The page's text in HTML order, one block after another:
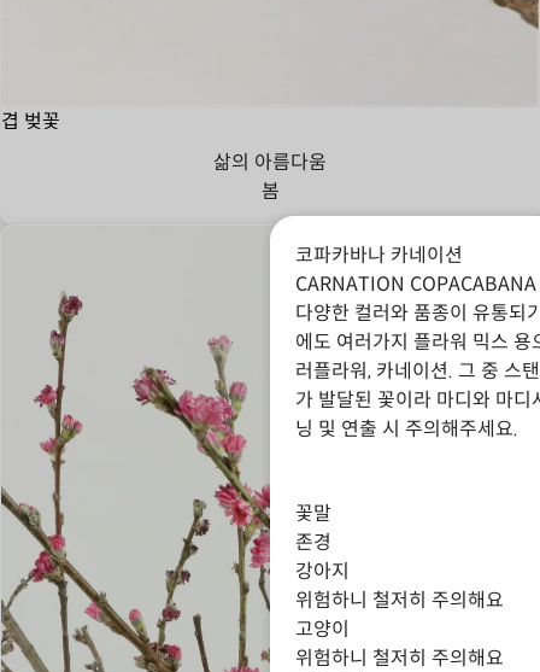
겹 벚꽃
삶의 아름다움
봄
코파카바나 카네이션
CARNATION COPACABANA
다양한 컬러와 품종이 유통되
에도 여러가지 플라워 믹스
러플라워, 카네이션. 그 중 스
가 발달된 꽃이라 마디와 마
닝 및 연출 시 주의해주세요.
꽃말
존경
강아지
위험하니 철저히 주의해요
고양이
위험하니 철저히 주의해요